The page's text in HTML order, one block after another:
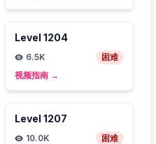
Level 1204
6.5K
困难
视频指南 →
Level 1207
10.0K
困难